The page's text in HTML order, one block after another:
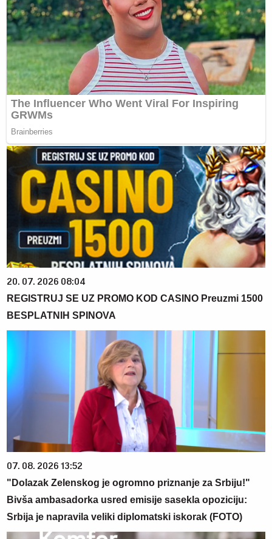
20. 07. 2026 08:04
REGISTRUJ SE UZ PROMO KOD CASINO Preuzmi 1500
BESPLATNIH SPINOVA
07. 08. 2026 13:52
"Dolazak Zelenskog je ogromno priznanje za Srbiju!"
Bivša ambasadorka usred emisije sasekla opoziciju:
Srbija je napravila veliki diplomatski iskorak (FOTO)